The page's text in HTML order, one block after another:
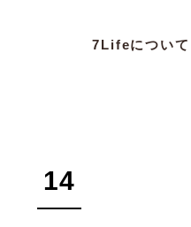
7Lifeについて
14